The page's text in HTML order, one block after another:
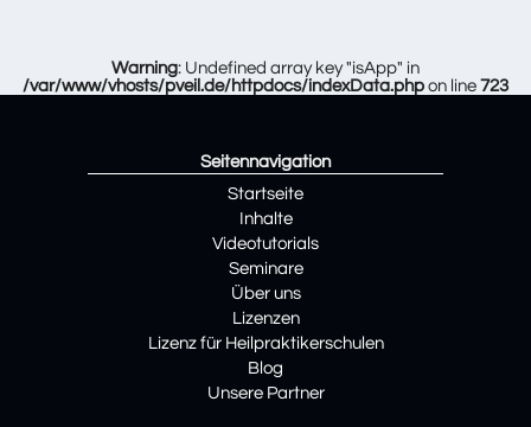
Warning: Undefined array key "isApp" in
/var/www/vhosts/pveil.de/httpdocs/indexData.php on line 723
Seitennavigation
Startseite
Inhalte
Videotutorials
Seminare
Über uns
Lizenzen
Lizenz für Heilpraktikerschulen
Blog
Unsere Partner